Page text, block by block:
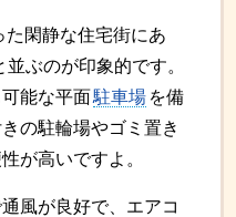
閑静な住宅街にあ
ぶのが印象的です。
能な平面駐車場 を備
の駐輪場やゴミ置き
が高いですよ。
風が良好で、エアコ